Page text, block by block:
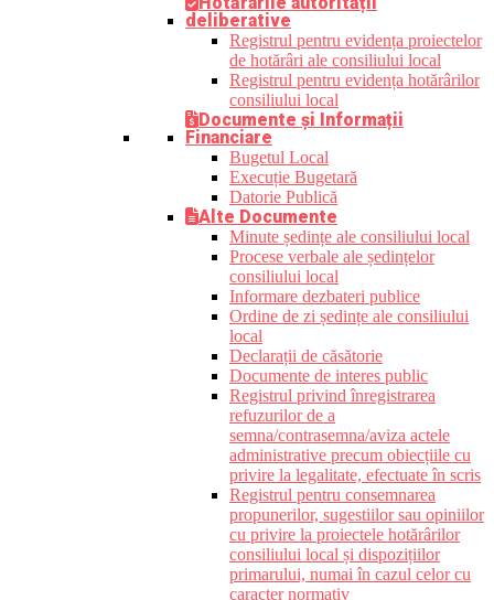
deliberative
Registrul pentru evidența proiectelor
de hotărâri ale consiliului local
Registrul pentru evidența hotărârilor
consiliului local
Documente și Informații
Financiare
Bugetul Local
Execuție Bugetară
Datorie Publică
Alte Documente
Minute ședințe ale consiliului local
Procese verbale ale ședințelor
consiliului local
Informare dezbateri publice
Ordine de zi ședințe ale consiliului
local
Declarații de căsătorie
Documente de interes public
Registrul privind înregistrarea
refuzurilor de a
semna/contrasemna/aviza actele
administrative precum obiecțiile cu
privire la legalitate, efectuate în scris
Registrul pentru consemnarea
propunerilor, sugestiilor sau opiniilor
cu privire la proiectele hotărârilor
consiliului local și dispozițiilor
primarului, numai în cazul celor cu
caracter normativ